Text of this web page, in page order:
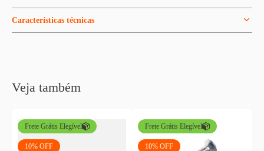
Características técnicas
Veja também
Frete Grátis Elegível
10% OFF
Frete Grátis Elegível
10% OFF